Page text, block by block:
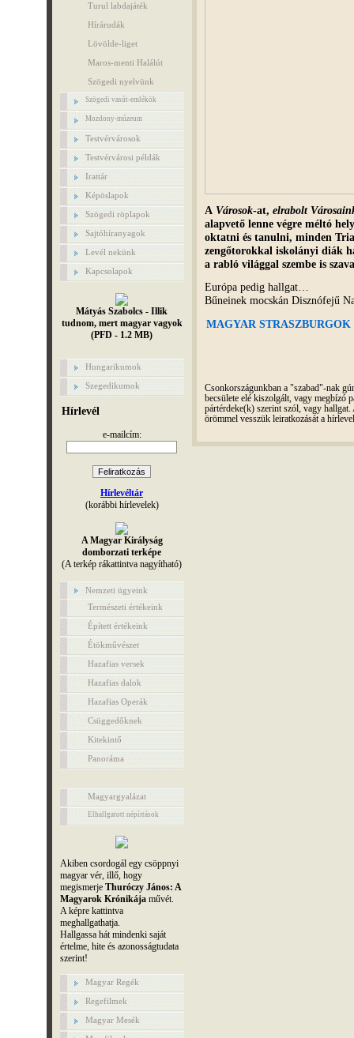
Turul labdajáték
Hírárudák
Lövölde-liget
Maros-menti Halálút
Szögedi nyelvünk
Szögedi vasút-emlékök
Mozdony-múzeum
Testvérvárosok
Testvérvárosi példák
Irattár
Képöslapok
Szögedi röplapok
Sajtóhíranyagok
Levél nekünk
Kapcsolapok
Mátyás Szabolcs - Illik
tudnom, mert magyar vagyok
(PFD - 1.2 MB)
Hungarikumok
Szegedikumok
Hírlevél
e-mailcím:
Hírlevéltár
(korábbi hírlevelek)
A Magyar Királyság
domborzati terképe
(A terkép rákattintva nagyítható)
Nemzeti ügyeink
Természeti értékeink
Épített értékeink
Étökművészet
Hazafias versek
Hazafias dalok
Hazafias Operák
Csüggedőknek
Kitekintő
Panoráma
Magyargyalázat
Elhallgatott népírtások
Akiben csordogál egy csöppnyi
magyar vér, illő, hogy
megismerje Thuróczy János: A
Magyarok Krónikájaművét.
A képre kattintva
meghallgathatja.
Hallgassa hát mindenki saját
értelme, hite és azonosságtudata
szerint!
Magyar Regék
Regefilmek
Magyar Mesék
A Városok-at, elrabolt
alapvető lenne végre méltó
oktatni és tanulni, minden
zengőtorokkal iskolányi diák
a rabló világgal szembe is
Európa pedig hallgat…
Bűneinek mocskán Disznófejű
MAGYAR STRASZBURGOK
Csonkországunkban a "szabad"-nak
becsülete elé kiszolgált, vagy megbízó
pártérdeke(k) szerint szól, vagy
örömmel vesszük leiratkozását a